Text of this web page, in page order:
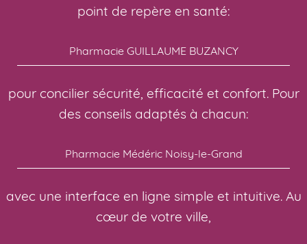
point de repère en santé:
Pharmacie GUILLAUME BUZANCY
pour concilier sécurité, efficacité et confort. Pour
des conseils adaptés à chacun:
Pharmacie Médéric Noisy-le-Grand
avec une interface en ligne simple et intuitive. Au
cœur de votre ville,